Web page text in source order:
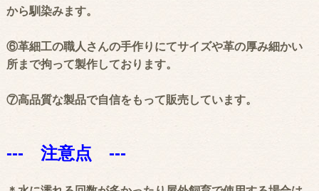
から馴染みます。
⑥革細工の職人さんの手作りにてサイズや革の厚み細かい
所まで拘って製作しております。
⑦高品質な製品で自信をもって販売しています。
--- 注意点 ---